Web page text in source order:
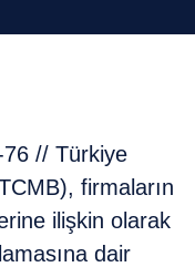
// Türkiye
firmaların
ilişkin olarak
dair